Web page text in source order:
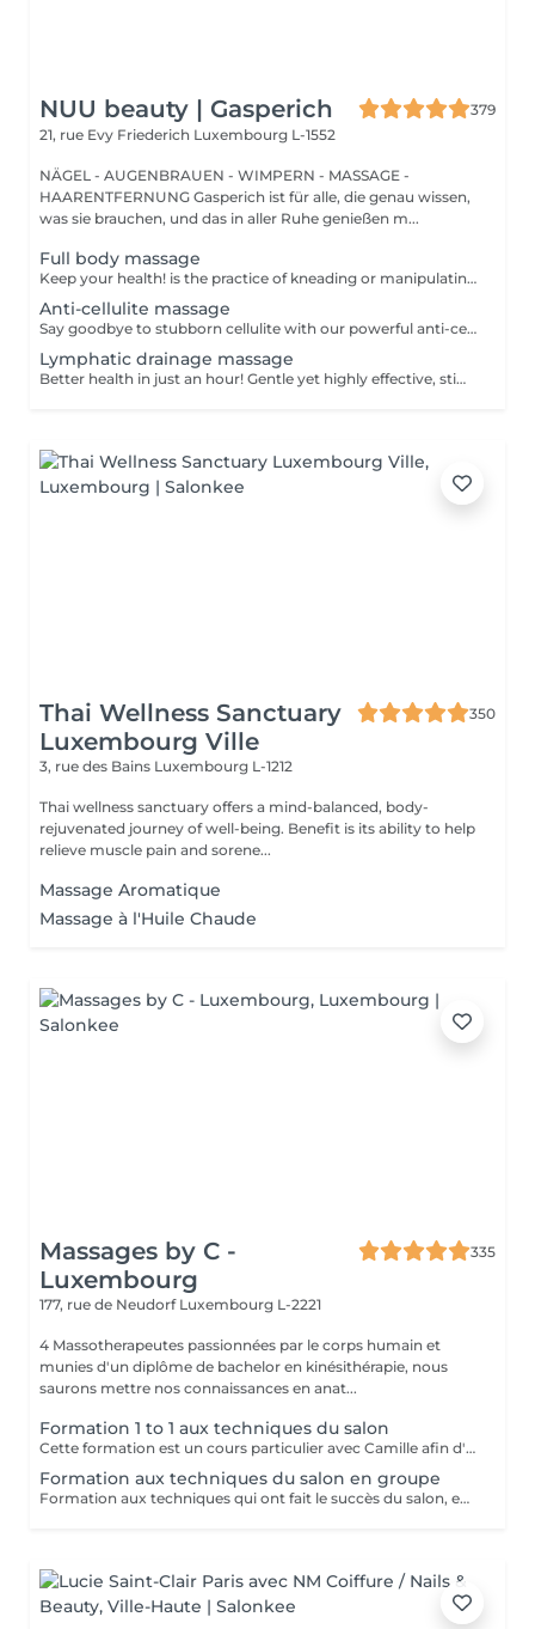
NUU beauty | Gasperich
379
21, rue Evy Friederich Luxembourg L-1552
NÄGEL - AUGENBRAUEN - WIMPERN - MASSAGE -
HAARENTFERNUNG Gasperich ist für alle, die genau wissen,
was sie brauchen, und das in aller Ruhe genießen m...
Full body massage
Keep your health! is the practice of kneading or manipulating a person's muscles and other soft-tissue in order to reduce stress, reduce muscle pain, increase relaxation and improve the work of the immune system. Age restrictions: there are no age restrictions for this procedure. Post procedure recommendations: do not do sport and any sharp movements 2-3 hours after the procedure. Frequency: 1-2 times per week, 10 times in total. Repeat once in 3-6 months.
Anti-cellulite massage
Say goodbye to stubborn cellulite with our powerful anti-cellulite massage! This intensive treatment uses firm, targeted techniques to stimulate circulation, break down fat deposits, and smooth the skin's texture. By enhancing lymphatic flow and increasing metabolism, it visibly reduces the appearance of dimples and improves overall skin tone. Ideal as part of a body contouring plan. Age restrictions: recommended to do from 16 years. Post procedure recommendations: do not do sport and any sharp movements for 2-3 hours after the procedure. Frequency: 2-3 times per week, 10 times in total. Repeat once in 3-6 months.
Lymphatic drainage massage
Better health in just an hour! Gentle yet highly effective, stimulates the body's lymphatic system to flush out toxins, reduce swelling, and enhance immunity. This technique uses light, rhythmic strokes to encourage natural drainage, making it perfect for reducing bloating, post-surgery care, and improving skin tone. A go-to for detox and wellness. Age restrictions: there are no age restrictions for this procedure. Post procedure recommendations: do not do sport and any sharp movements 2-3 hours after the procedure. Frequency: 1-2 times per week, 10 times in total. Repeat once in 3-6 months.
Thai Wellness Sanctuary
Luxembourg Ville
350
3, rue des Bains Luxembourg L-1212
Thai wellness sanctuary offers a mind-balanced, body-
rejuvenated journey of well-being. Benefit is its ability to help
relieve muscle pain and sorene...
Massage Aromatique
Massage à l'Huile Chaude
Massages by C -
Luxembourg
335
177, rue de Neudorf Luxembourg L-2221
4 Massotherapeutes passionnées par le corps humain et
munies d'un diplôme de bachelor en kinésithérapie, nous
saurons mettre nos connaissances en anat...
Formation 1 to 1 aux techniques du salon
Cette formation est un cours particulier avec Camille afin d'apprendre les techniques du salon : massage relaxant, massage sportif, massage des tissus profonds avec toutes les informations théoriques (anatomie, pathologie) ainsi que la pratique Nombre de jours au choix en fonction des besoins 2.900€ par jour
Formation aux techniques du salon en groupe
Formation aux techniques qui ont fait le succès du salon, en petit groupe : massage relaxant, sportif et massage des tissus profonds Cette formation vous permettra de travailler dans le domaine. Durée : 2 jours, de 10h à 18h Prix : 1.900€ les 2 jours Dates à venir : - Les 27/28 Septembre - Les 25/26 Octobre Réservations par mail : info@massagesbyc.com